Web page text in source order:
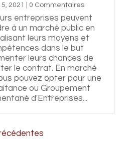
2021 | 0 Commentaires
entreprises peuvent
à un marché public en
leurs moyens et
dans le but
leurs chances de
le contrat. En marché
pouvez opter pour une
ou Groupement
d'Entreprises...